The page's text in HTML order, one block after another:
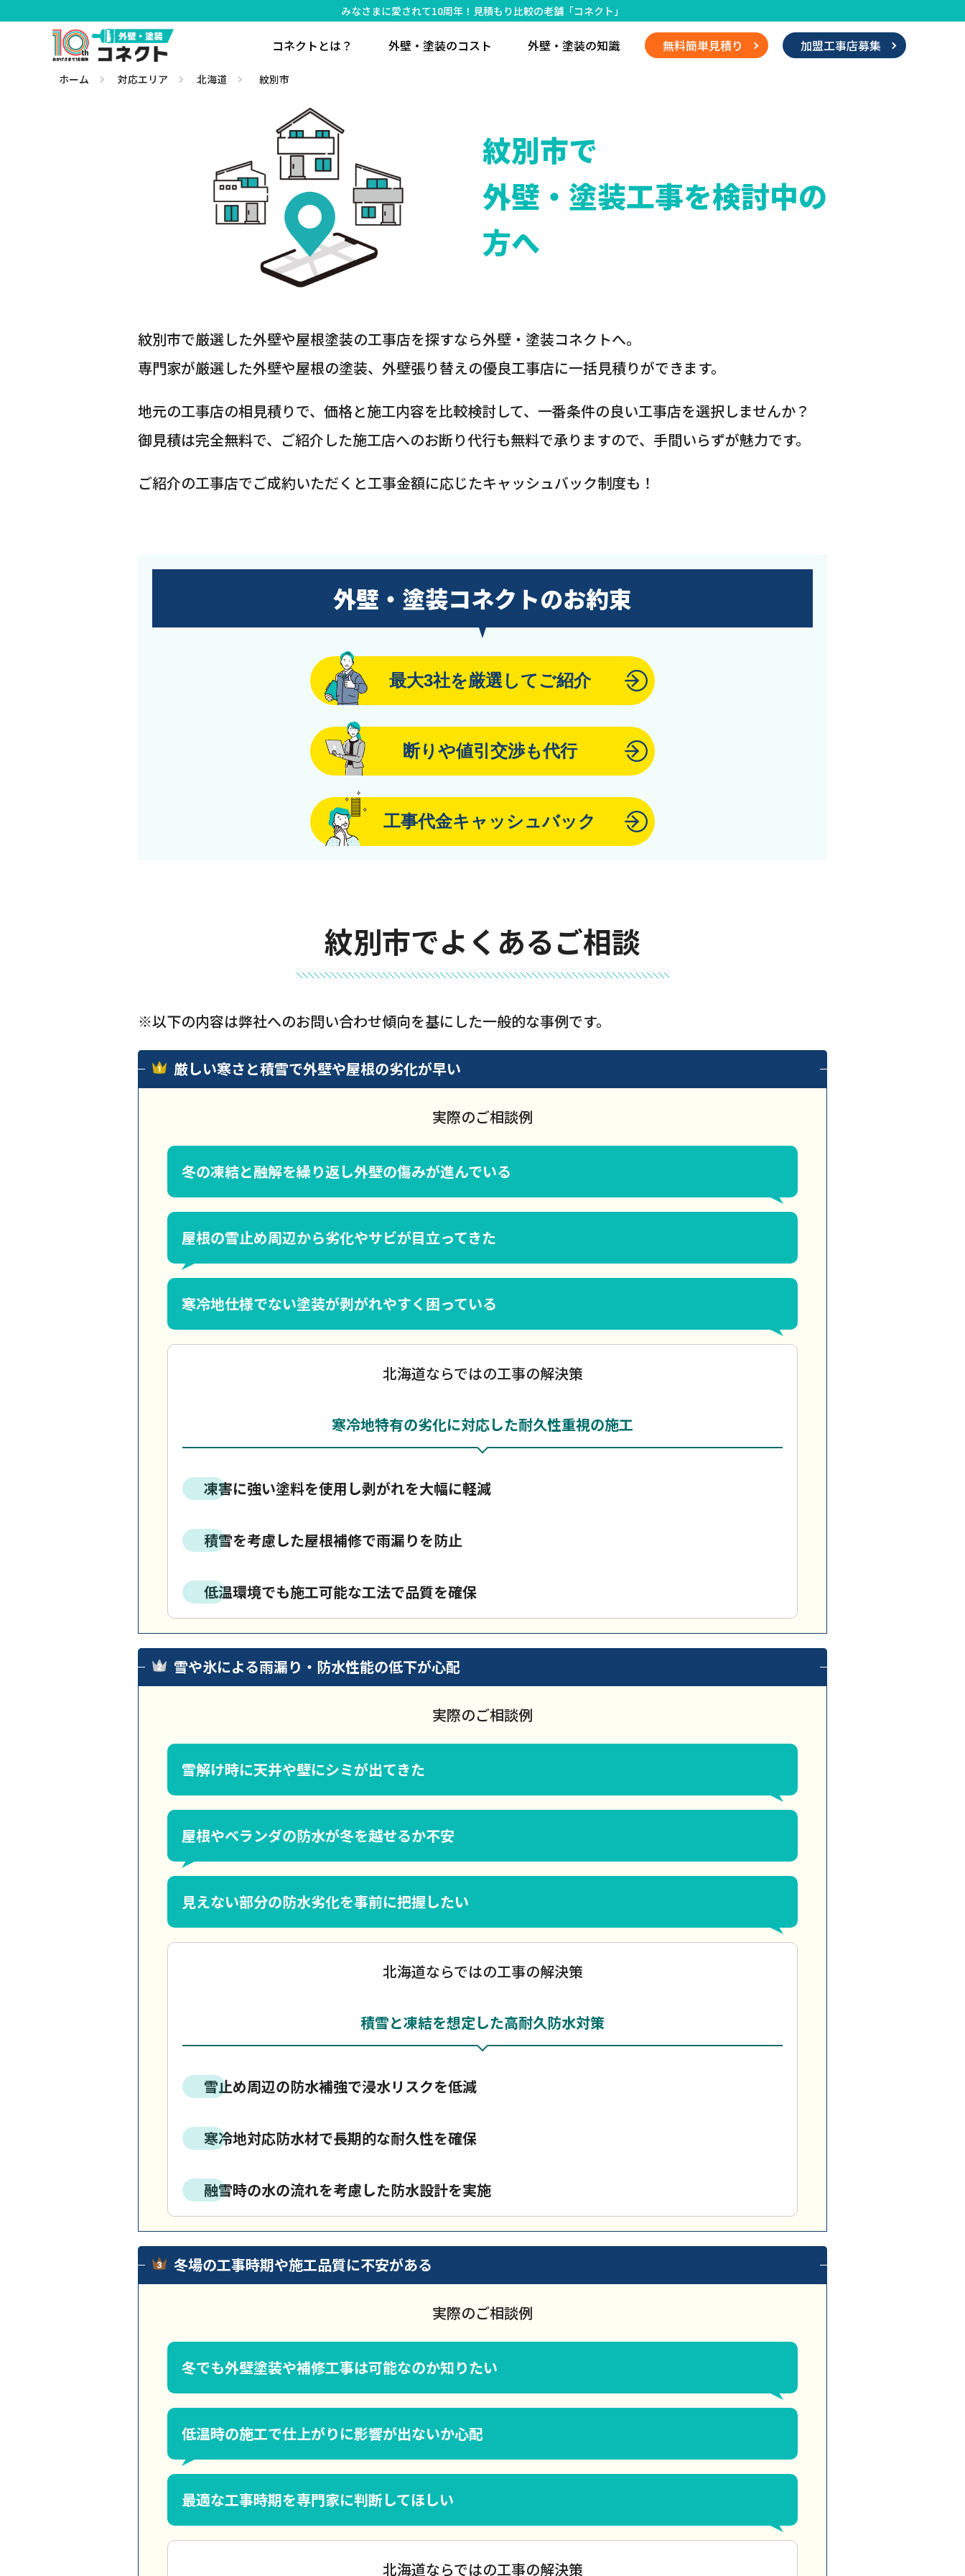
みなさまに愛されて10周年！見積もり比較の老舗「コネクト」
コネクトとは？ 外壁・塗装のコスト 外壁・塗装の知識 無料簡単見積り 加盟工事店募集
ホーム 対応エリア 北海道 紋別市
紋別市で
外壁・塗装工事を検討中の
方へ
紋別市で厳選した外壁や屋根塗装の工事店を探すなら外壁・塗装コネクトへ。
専門家が厳選した外壁や屋根の塗装、外壁張り替えの優良工事店に一括見積りができます。
地元の工事店の相見積りで、価格と施工内容を比較検討して、一番条件の良い工事店を選択しませんか？
御見積は完全無料で、ご紹介した施工店へのお断り代行も無料で承りますので、手間いらずが魅力です。
ご紹介の工事店でご成約いただくと工事金額に応じたキャッシュバック制度も！
外壁・塗装コネクトのお約束
最大3社を厳選してご紹介
断りや値引交渉も代行
工事代金キャッシュバック
紋別市でよくあるご相談
※以下の内容は弊社へのお問い合わせ傾向を基にした一般的な事例です。
厳しい寒さと積雪で外壁や屋根の劣化が早い
実際のご相談例
冬の凍結と融解を繰り返し外壁の傷みが進んでいる
屋根の雪止め周辺から劣化やサビが目立ってきた
寒冷地仕様でない塗装が剥がれやすく困っている
北海道ならではの工事の解決策
寒冷地特有の劣化に対応した耐久性重視の施工
凍害に強い塗料を使用し剥がれを大幅に軽減
積雪を考慮した屋根補修で雨漏りを防止
低温環境でも施工可能な工法で品質を確保
雪や氷による雨漏り・防水性能の低下が心配
実際のご相談例
雪解け時に天井や壁にシミが出てきた
屋根やベランダの防水が冬を越せるか不安
見えない部分の防水劣化を事前に把握したい
北海道ならではの工事の解決策
積雪と凍結を想定した高耐久防水対策
雪止め周辺の防水補強で浸水リスクを低減
寒冷地対応防水材で長期的な耐久性を確保
融雪時の水の流れを考慮した防水設計を実施
冬場の工事時期や施工品質に不安がある
実際のご相談例
冬でも外壁塗装や補修工事は可能なのか知りたい
低温時の施工で仕上がりに影響が出ないか心配
最適な工事時期を専門家に判断してほしい
北海道ならではの工事の解決策